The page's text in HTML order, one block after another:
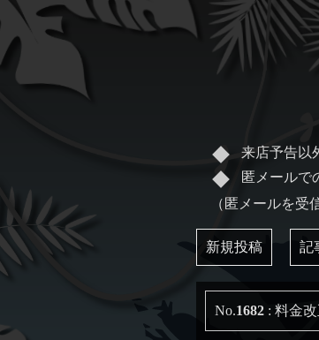
来店予告以
匿メールで
（匿メールを受
新規投稿 記
No.1682 : 料金